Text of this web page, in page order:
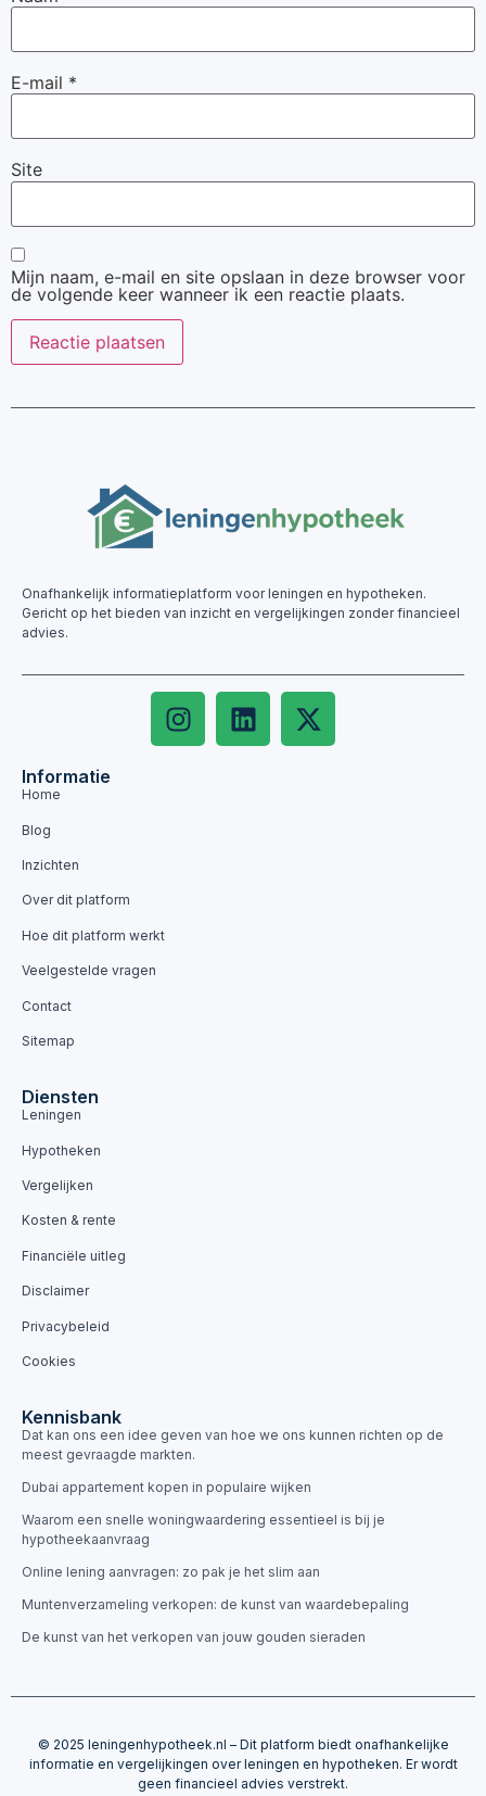
E-mail *
Site
Mijn naam, e-mail en site opslaan in deze browser voor
de volgende keer wanneer ik een reactie plaats.
Onafhankelijk informatieplatform voor leningen en hypotheken.
Gericht op het bieden van inzicht en vergelijkingen zonder financieel
advies.
Informatie
Home
Blog
Inzichten
Over dit platform
Hoe dit platform werkt
Veelgestelde vragen
Contact
Sitemap
Diensten
Leningen
Hypotheken
Vergelijken
Kosten & rente
Financiële uitleg
Disclaimer
Privacybeleid
Cookies
Kennisbank
Dat kan ons een idee geven van hoe we ons kunnen richten op de
meest gevraagde markten.
Dubai appartement kopen in populaire wijken
Waarom een snelle woningwaardering essentieel is bij je
hypotheekaanvraag
Online lening aanvragen: zo pak je het slim aan
Muntenverzameling verkopen: de kunst van waardebepaling
De kunst van het verkopen van jouw gouden sieraden
© 2025 leningenhypotheek.nl – Dit platform biedt onafhankelijke
informatie en vergelijkingen over leningen en hypotheken. Er wordt
geen financieel advies verstrekt.